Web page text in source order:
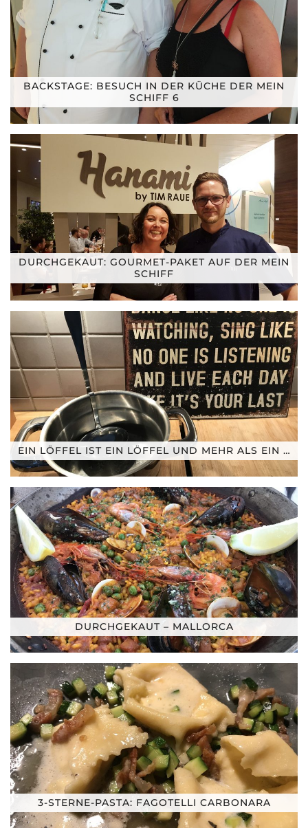
BACKSTAGE: BESUCH IN DER KÜCHE DER MEIN
SCHIFF 6
DURCHGEKAUT: GOURMET-PAKET AUF DER MEIN
SCHIFF
EIN LÖFFEL IST EIN LÖFFEL UND MEHR ALS EIN …
DURCHGEKAUT – MALLORCA
3-STERNE-PASTA: FAGOTELLI CARBONARA